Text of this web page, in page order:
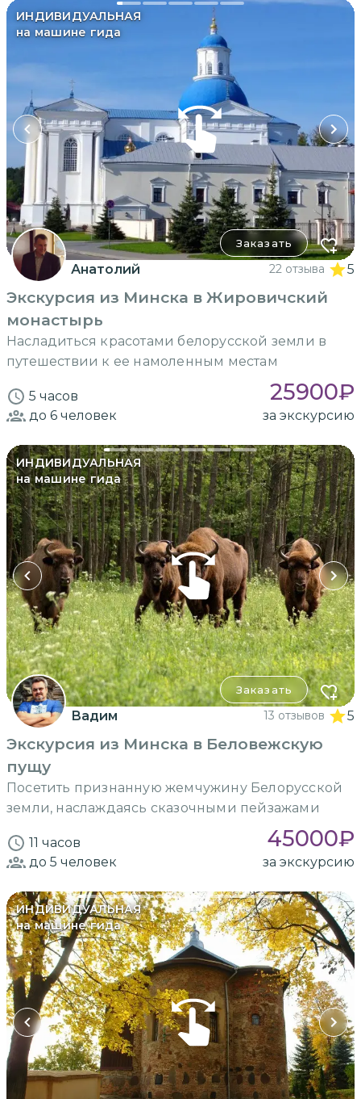
ИНДИВИДУАЛЬНАЯ
на машине гида
Заказать
Анатолий 22 отзыва 5
Экскурсия из Минска в Жировичский
монастырь
Насладиться красотами белорусской земли в
путешествии к ее намоленным местам
5 часов 25900₽
до 6 человек за экскурсию
ИНДИВИДУАЛЬНАЯ
на машине гида
Заказать
Вадим 13 отзывов 5
Экскурсия из Минска в Беловежскую
пущу
Посетить признанную жемчужину Белорусской
земли, наслаждаясь сказочными пейзажами
11 часов 45000₽
до 5 человек за экскурсию
ИНДИВИДУАЛЬНАЯ
на машине гида